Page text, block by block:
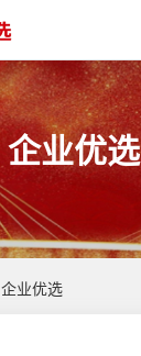
企业优选
企业优选